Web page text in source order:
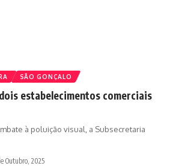
SÃO GONÇALO
estabelecimentos comerciais
à poluição visual, a Subsecretaria
Outubro, 2025